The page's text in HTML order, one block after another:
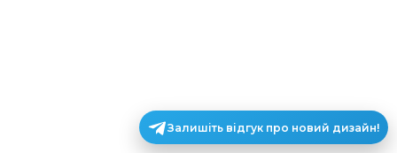
Залишіть відгук про новий дизайн!